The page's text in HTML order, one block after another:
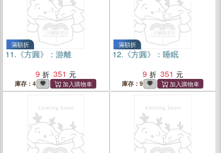
滿額折
11. 《方圓》：游離
9
351
庫存：4
滿額折
12. 《方圓》：睡眠
9
351
庫存：9